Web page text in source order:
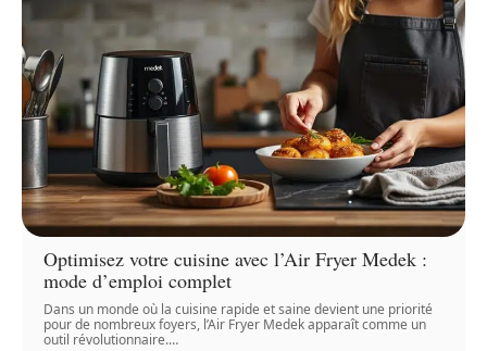
Optimisez votre cuisine avec l’Air Fryer Medek :
mode d’emploi complet
Dans un monde où la cuisine rapide et saine devient une priorité
pour de nombreux foyers, l’Air Fryer Medek apparaît comme un
outil révolutionnaire.…